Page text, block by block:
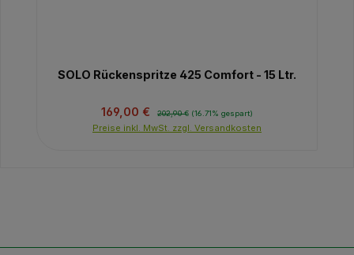
SOLO Rückenspritze 425 Comfort - 15 Ltr.
Verkaufspreis:
169,00 € 202,90 € (16.71% gespart)
Preise inkl. MwSt. zzgl. Versandkosten